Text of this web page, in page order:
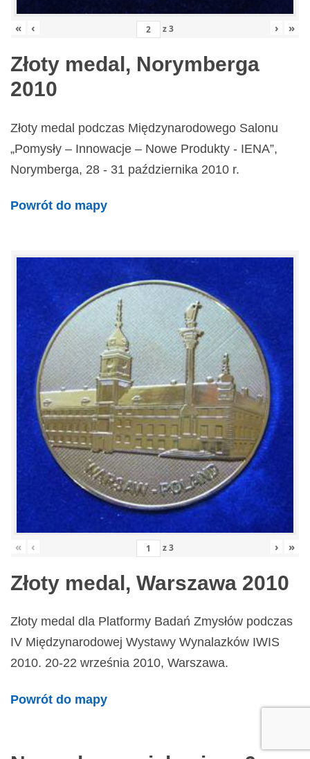
« ‹ z3 › »
Złoty medal, Norymberga
2010
Złoty medal podczas Międzynarodowego Salonu
„Pomysły – Innowacje – Nowe Produkty - IENA”,
Norymberga, 28 - 31 października 2010 r.
Powrót do mapy
« ‹ z3 › »
Złoty medal, Warszawa 2010
Złoty medal dla Platformy Badań Zmysłów podczas
IV Międzynarodowej Wystawy Wynalazków IWIS
2010. 20-22 września 2010, Warszawa.
Powrót do mapy